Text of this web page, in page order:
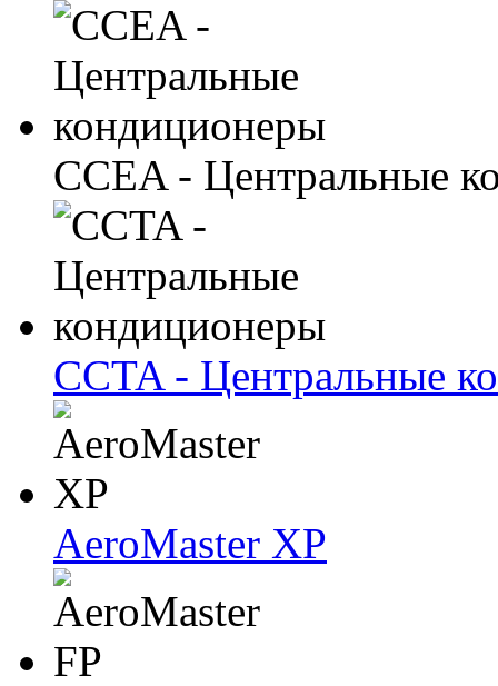
CCEA - Центральные
CCTA - Центральные
AeroMaster XP